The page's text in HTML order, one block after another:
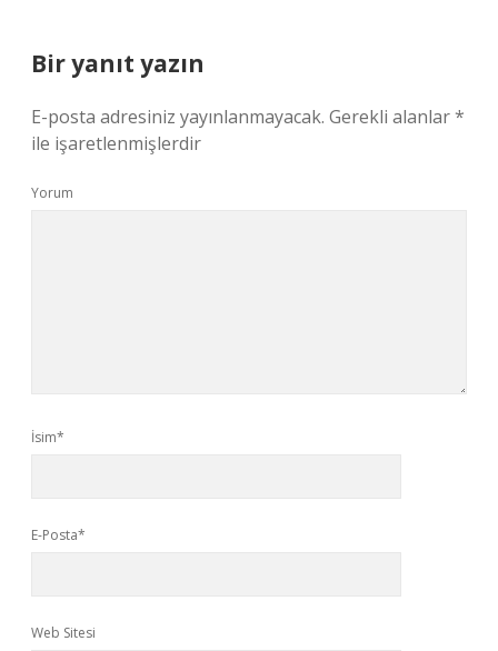
Bir yanıt yazın
E-posta adresiniz yayınlanmayacak. Gerekli alanlar*
ile işaretlenmişlerdir
Yorum
İsim*
E-Posta*
Web Sitesi